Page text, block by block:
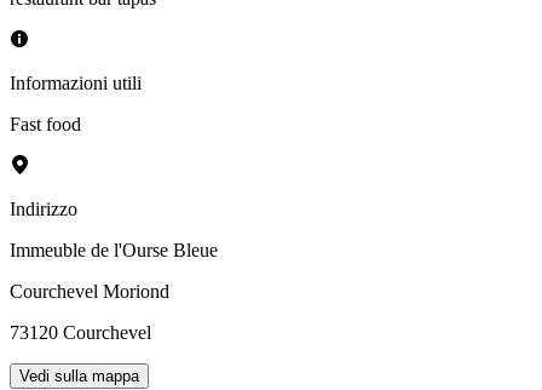
Informazioni utili
Fast food
Indirizzo
Immeuble de l'Ourse Bleue
Courchevel Moriond
73120 Courchevel
Vedi sulla mappa